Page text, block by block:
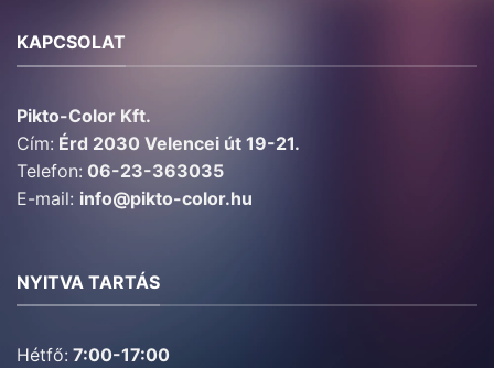
KAPCSOLAT
Pikto-Color Kft.
Cím: Érd 2030 Velencei út 19-21.
Telefon: 06-23-363035
E-mail: info@pikto-color.hu
NYITVA TARTÁS
Hétfő: 7:00-17:00